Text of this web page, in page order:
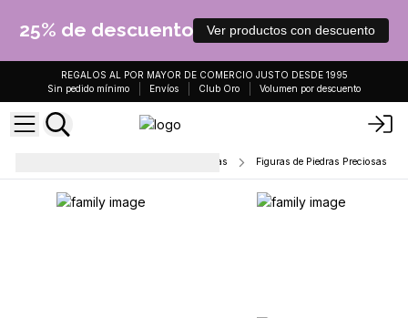
25% de descuento Ver productos con descuento
REGALOS AL POR MAYOR DE COMERCIO JUSTO DESDE 1995
Sin pedido mínimo
Envíos Club Oro Volumen por descuento
Puntos de Cristal, Esferas y Figuras Figuras de Piedras Preciosas